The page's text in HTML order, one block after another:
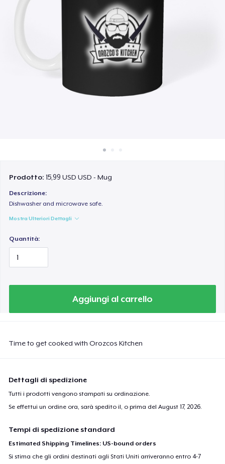
Vendi ovunque
Vendi qualsiasi cosa
Prodotto:15,99 USD USD - Mug
Descrizione:
Dishwasher and microwave safe.
Mostra Ulteriori Dettagli
Quantità:
Aggiungi al carrello
Time to get cooked with Orozcos Kitchen
Dettagli di spedizione
Tutti i prodotti vengono stampati su ordinazione.
Se effettui un ordine ora, sarà spedito il, o prima delAugust 17, 2026.
Tempi di spedizione standard
Estimated Shipping Timelines: US-bound orders
Si stima che gli ordini destinati agli Stati Uniti arriveranno entro 4-7